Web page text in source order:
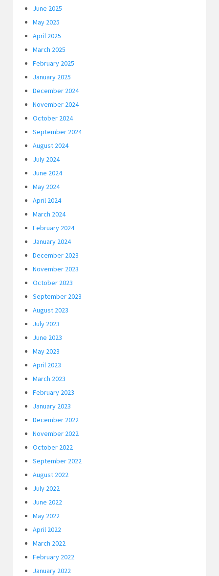
June 2025
May 2025
April 2025
March 2025
February 2025
January 2025
December 2024
November 2024
October 2024
September 2024
August 2024
July 2024
June 2024
May 2024
April 2024
March 2024
February 2024
January 2024
December 2023
November 2023
October 2023
September 2023
August 2023
July 2023
June 2023
May 2023
April 2023
March 2023
February 2023
January 2023
December 2022
November 2022
October 2022
September 2022
August 2022
July 2022
June 2022
May 2022
April 2022
March 2022
February 2022
January 2022